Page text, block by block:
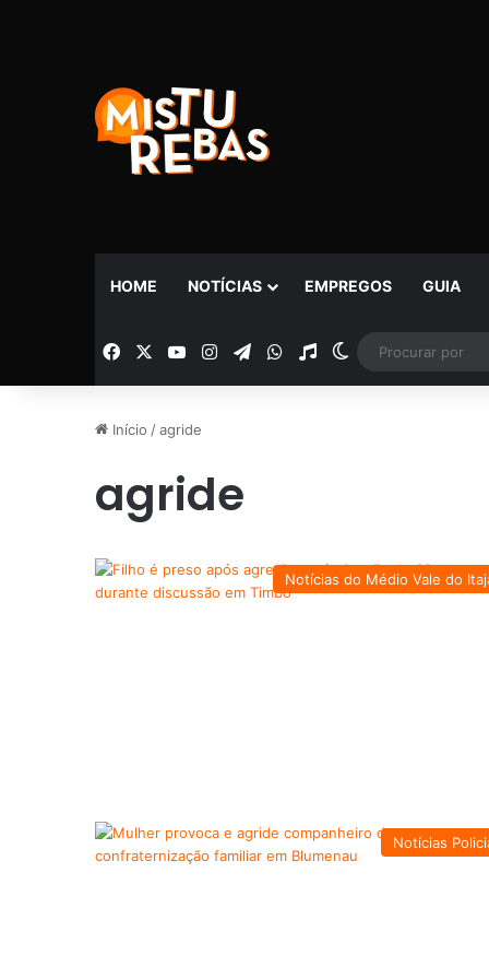
HOME NOTÍCIAS EMPREGOS GUIA
Facebook YouTubeInstagramTelegramWhatsApp
Rádio Switch skin
Início /agride
agride
Notícias do Médio Vale do
Notícias